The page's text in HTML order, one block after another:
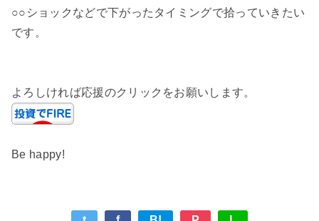
○○ショックなどで下がったタイミングで拾っていきたい
です。
よろしければ応援のクリックをお願いします。
Be happy!